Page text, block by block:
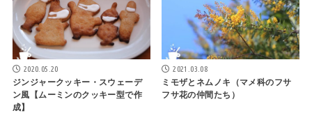
2020.05.20
ジンジャークッキー・スウェーデ
ン風【ムーミンのクッキー型で作
成】
2021.03.08
ミモザとネムノキ（マメ科のフサ
フサ花の仲間たち）